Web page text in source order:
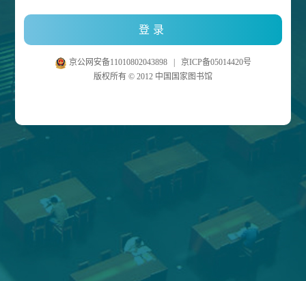
京公网安备11010802043898
京ICP备05014420号
版权所有 © 2012 中国国家图书馆